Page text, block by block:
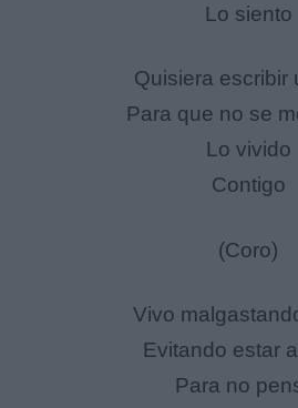
Lo siento
Quisiera escribir
Para que no se
Lo vivido
Contigo
(Coro)
Vivo
Evitando estar
Para no